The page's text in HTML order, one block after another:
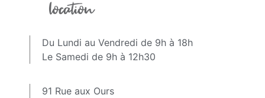
Du Lundi au Vendredi de 9h à 18h
Le Samedi de 9h à 12h30
91 Rue aux Ours